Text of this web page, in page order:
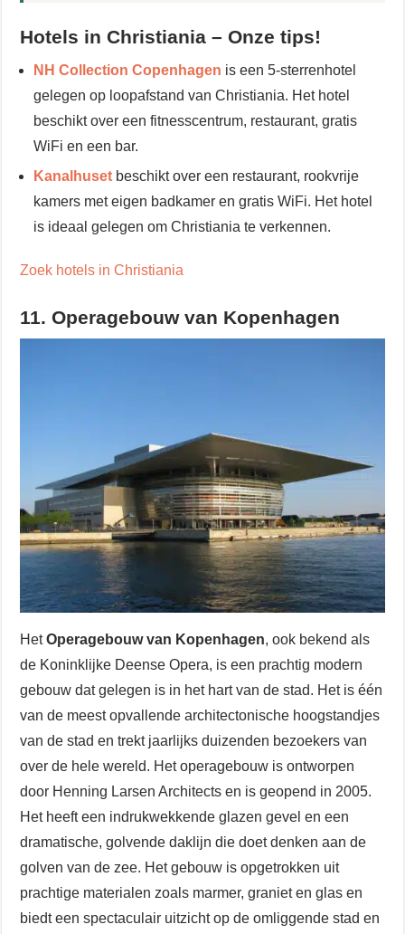
Hotels in Christiania – Onze tips!
NH Collection Copenhagen is een 5-sterrenhotel
gelegen op loopafstand van Christiania. Het hotel
beschikt over een fitnesscentrum, restaurant, gratis
WiFi en een bar.
Kanalhuset beschikt over een restaurant, rookvrije
kamers met eigen badkamer en gratis WiFi. Het hotel
is ideaal gelegen om Christiania te verkennen.
Zoek hotels in Christiania
11. Operagebouw van Kopenhagen
HetOperagebouw van Kopenhagen, ook bekend als
de Koninklijke Deense Opera, is een prachtig modern
gebouw dat gelegen is in het hart van de stad. Het is één
van de meest opvallende architectonische hoogstandjes
van de stad en trekt jaarlijks duizenden bezoekers van
over de hele wereld. Het operagebouw is ontworpen
door Henning Larsen Architects en is geopend in 2005.
Het heeft een indrukwekkende glazen gevel en een
dramatische, golvende daklijn die doet denken aan de
golven van de zee. Het gebouw is opgetrokken uit
prachtige materialen zoals marmer, graniet en glas en
biedt een spectaculair uitzicht op de omliggende stad en